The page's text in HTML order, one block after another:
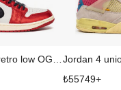
air jordan 1 retro low OG trophy room away Jordan 4
₺55749+